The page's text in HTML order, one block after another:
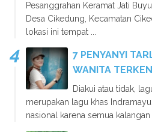
Pesanggrahan Keramat Jati
Desa Cikedung, Kecamatan
lokasi ini tempat ...
7 PENYANYI
WANITA
Diakui atau tidak,
merupakan lagu khas
nasional karena semua kalangan